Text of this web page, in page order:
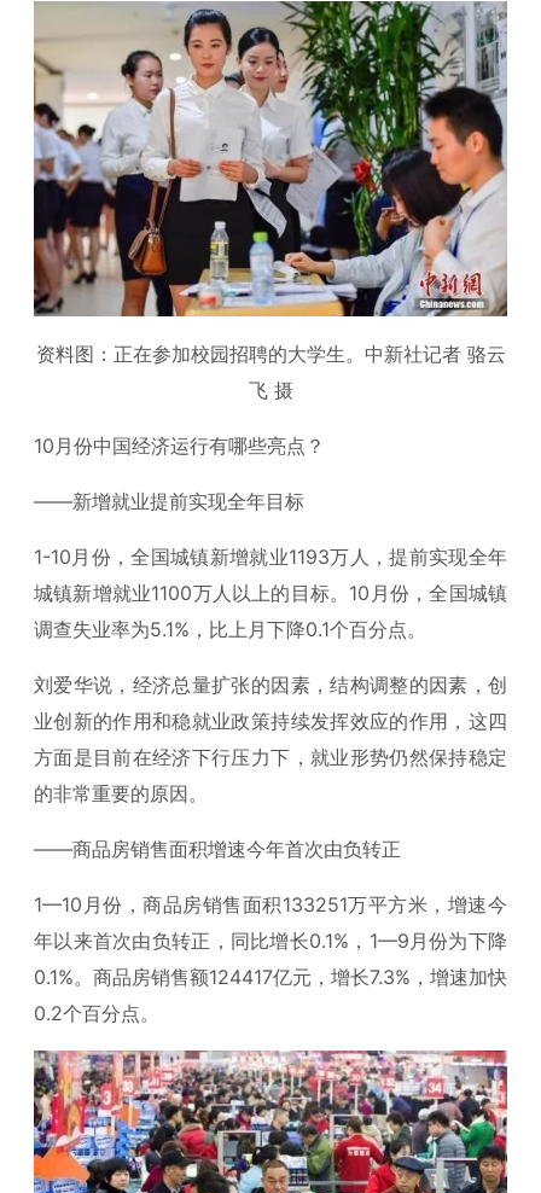
资料图：正在参加校园招聘的大学生。中新社记者 骆云
飞 摄
10月份中国经济运行有哪些亮点？
——新增就业提前实现全年目标
1-10月份，全国城镇新增就业1193万人，提前实现全年
城镇新增就业1100万人以上的目标。10月份，全国城镇
调查失业率为5.1%，比上月下降0.1个百分点。
刘爱华说，经济总量扩张的因素，结构调整的因素，创
业创新的作用和稳就业政策持续发挥效应的作用，这四
方面是目前在经济下行压力下，就业形势仍然保持稳定
的非常重要的原因。
——商品房销售面积增速今年首次由负转正
1—10月份，商品房销售面积133251万平方米，增速今
年以来首次由负转正，同比增长0.1%，1—9月份为下降
0.1%。商品房销售额124417亿元，增长7.3%，增速加快
0.2个百分点。